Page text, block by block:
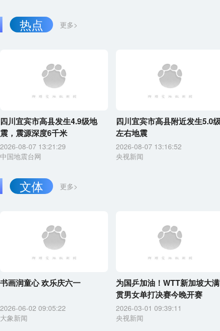
更多>
热点
四川宜宾市高县发生4.9级地
震，震源深度6千米
2026-08-07 13:21:29
中国地震台网
四川宜宾市高县附近发生5.0
左右地震
2026-08-07 13:16:52
央视新闻
更多>
文体
书画润童心 欢乐庆六一
2026-06-02 09:05:22
大象新闻
为国乒加油！WTT新加坡大满
贯男女单打决赛今晚开赛
2026-03-01 09:39:11
央视新闻